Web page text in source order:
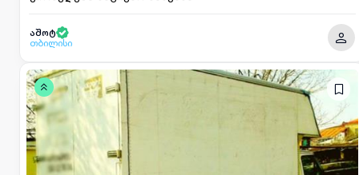
აშოტ
თბილისი